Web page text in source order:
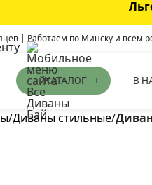
| Работаем по Минску и всем
КАТАЛОГ В
/Диваны стильные/